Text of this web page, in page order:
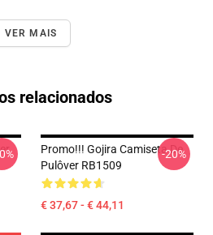
VER MAIS
relacionados
Promo!!! Gojira Camiseta De
Pulôver RB1509
€ 37,67 - € 44,11
-20%